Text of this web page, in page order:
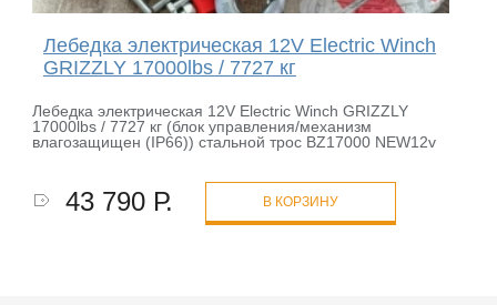
Лебедка электрическая 12V Electric Winch
GRIZZLY 17000lbs / 7727 кг
Лебедка электрическая 12V Electric Winch GRIZZLY
17000lbs / 7727 кг (блок управления/механизм
влагозащищен (IP66)) стальной трос BZ17000 NEW12v
43 790 Р. В КОРЗИНУ